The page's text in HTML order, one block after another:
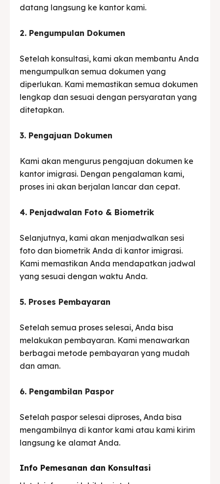
datang langsung ke kantor kami.
2. Pengumpulan Dokumen
Setelah konsultasi, kami akan membantu Anda
mengumpulkan semua dokumen yang
diperlukan. Kami memastikan semua dokumen
lengkap dan sesuai dengan persyaratan yang
ditetapkan.
3. Pengajuan Dokumen
Kami akan mengurus pengajuan dokumen ke
kantor imigrasi. Dengan pengalaman kami,
proses ini akan berjalan lancar dan cepat.
4. Penjadwalan Foto & Biometrik
Selanjutnya, kami akan menjadwalkan sesi
foto dan biometrik Anda di kantor imigrasi.
Kami memastikan Anda mendapatkan jadwal
yang sesuai dengan waktu Anda.
5. Proses Pembayaran
Setelah semua proses selesai, Anda bisa
melakukan pembayaran. Kami menawarkan
berbagai metode pembayaran yang mudah
dan aman.
6. Pengambilan Paspor
Setelah paspor selesai diproses, Anda bisa
mengambilnya di kantor kami atau kami kirim
langsung ke alamat Anda.
Info Pemesanan dan Konsultasi